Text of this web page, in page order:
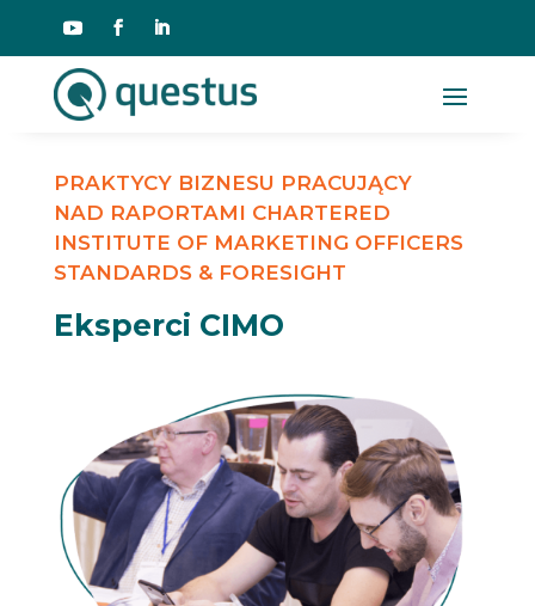
PRAKTYCY BIZNESU PRACUJĄCY
NAD RAPORTAMI CHARTERED
INSTITUTE OF MARKETING OFFICERS
STANDARDS & FORESIGHT
Eksperci CIMO